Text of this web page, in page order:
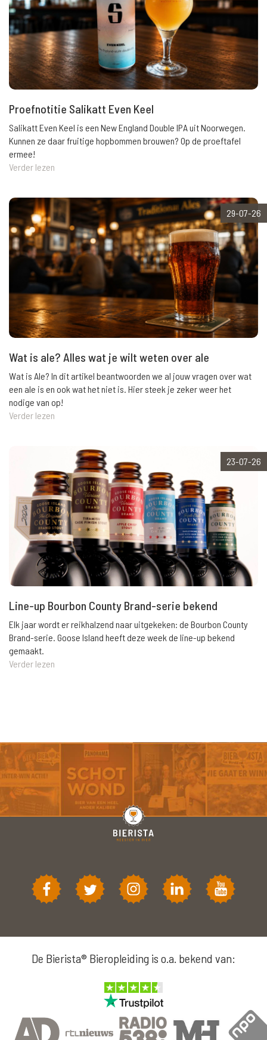
Proefnotitie Salikatt Even Keel
Salikatt Even Keel is een New England Double IPA uit Noorwegen.
Kunnen ze daar fruitige hopbommen brouwen? Op de proeftafel
ermee!
Verder lezen
29-07-26
Wat is ale? Alles wat je wilt weten over ale
Wat is Ale? In dit artikel beantwoorden we al jouw vragen over wat
een ale is en ook wat het niet is. Hier steek je zeker weer het
nodige van op!
Verder lezen
23-07-26
Line-up Bourbon County Brand-serie bekend
Elk jaar wordt er reikhalzend naar uitgekeken: de Bourbon County
Brand-serie. Goose Island heeft deze week de line-up bekend
gemaakt.
Verder lezen
De Bierista® Bieropleiding is o.a. bekend van: